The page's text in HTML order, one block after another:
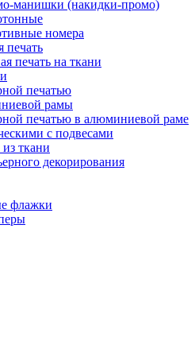
манишки (накидки-промо)
номера
печать
печать на ткани
печатью
рамы
печатью в алюминиевой раме
с подвесами
ткани
декорирования
флажки